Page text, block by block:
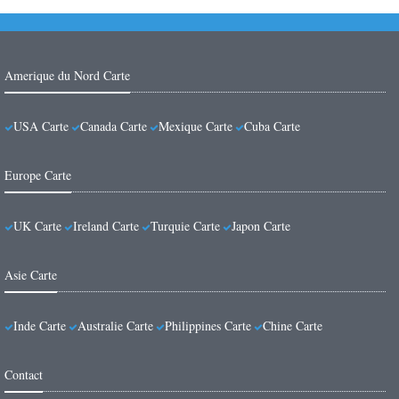
Amerique du Nord Carte
USA Carte Canada Carte Mexique Carte Cuba Carte
Europe Carte
UK Carte Ireland Carte Turquie Carte Japon Carte
Asie Carte
Inde Carte Australie Carte Philippines Carte Chine Carte
Contact